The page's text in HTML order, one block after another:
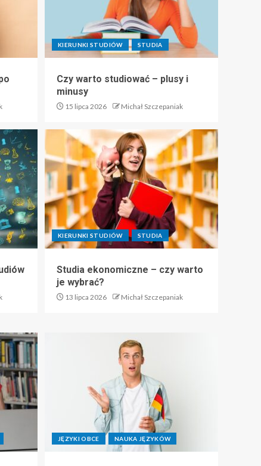
KIERUNKI STUDIÓW STUDIA
Czy warto studiować – plusy i
minusy
15 lipca 2026 Michał Szczepaniak
KIERUNKI STUDIÓW STUDIA
Studia ekonomiczne – czy warto
je wybrać?
13 lipca 2026 Michał Szczepaniak
JĘZYKI OBCE NAUKA JĘZYKÓW